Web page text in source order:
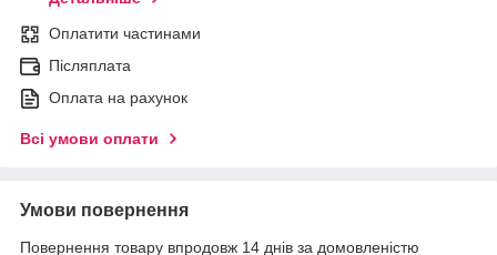
Оплатити частинами
Післяплата
Оплата на рахунок
Всі умови оплати
Умови повернення
Повернення товару впродовж 14 днів за домовленістю